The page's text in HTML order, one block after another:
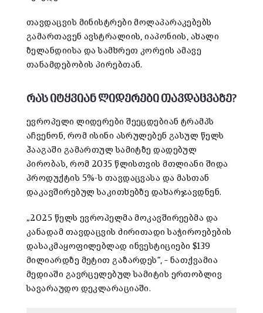
თავდაცვის მინისტრები მოლაპარაკებებს
გამართავენ ავსტრალიის, იაპონიის, ახალი
ზელანდიისა და სამხრეთ კორეის ამავე
თანამდებობის პირებთან.
რას იტყვიან ლიდერები თავდაცვაზე?
ევროპელი ლიდერები შეეცდებიან ტრამპს
აჩვენონ, რომ ისინი ასრულებენ გასულ წელს
ჰააგაში გამართულ სამიტზე დადებულ
პირობას, რომ 2035 წლისთვის მთლიანი შიდა
პროდუქტის 5%-ს თავდაცვასა და მასთან
დაკავშირებულ საკითხებზე დახარჯავდნენ.
„2025 წელს ევროპელმა მოკავშირეებმა და
კანადამ თავდაცვის ძირითადი საჭიროებების
დასაკმაყოფილებლად ინვესტიციები $139
მილიარდზე მეტით გაზარდეს“, – ნათქვამია
მედიაში გავრცელებულ სამიტის ერთობლივ
სავარაუდო დეკლარაციაში.